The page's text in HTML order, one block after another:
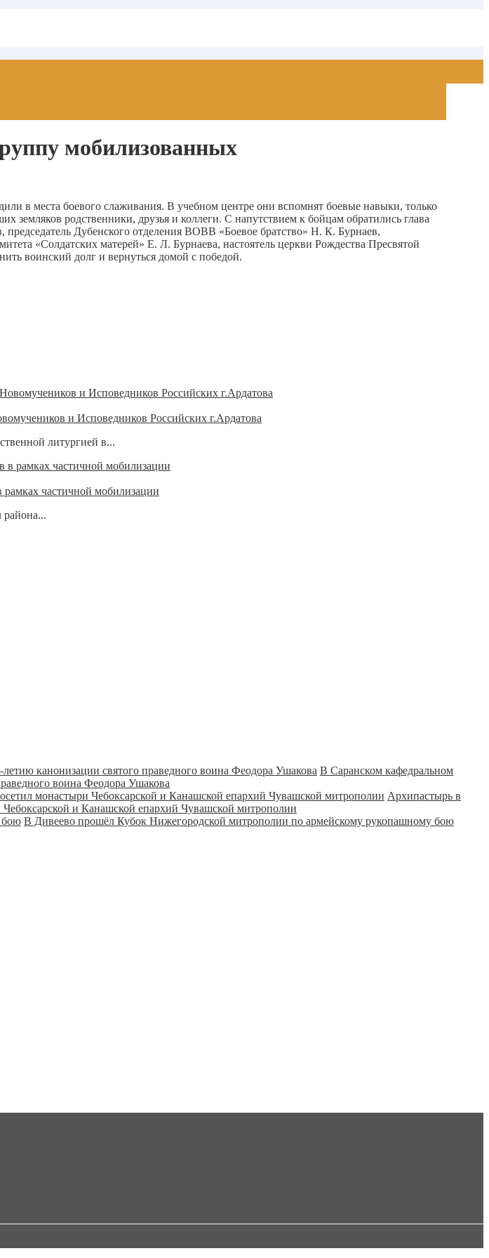
мобилизованных
в места боевого слаживания. В учебном центре они вспомнят боевые навыки, только
земляков родственники, друзья и коллеги. С напутствием к бойцам обратились глава
Дубенского отделения ВОВВ «Боевое братство» Н. К. Бурнаев,
«Солдатских матерей» Е. Л. Бурнаева, настоятель церкви Рождества Пресвятой
воинский долг и вернуться домой с победой.
и Исповедников Российских г.Ардатова
литургией в...
частичной мобилизации
В Саранском кафедральном
воина Феодора Ушакова
Архипастырь в
и Канашской епархий Чувашской митрополии
В Дивеево прошёл Кубок Нижегородской митрополии по армейскому рукопашному бою